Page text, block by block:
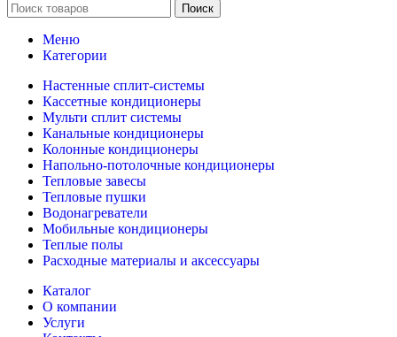
Поиск
Меню
Категории
Настенные сплит-системы
Кассетные кондиционеры
Мульти сплит системы
Канальные кондиционеры
Колонные кондиционеры
Напольно-потолочные кондиционеры
Тепловые завесы
Тепловые пушки
Водонагреватели
Мобильные кондиционеры
Теплые полы
Расходные материалы и аксессуары
Каталог
О компании
Услуги